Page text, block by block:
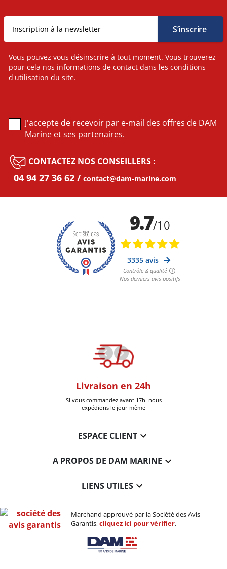
Livraison en 24h
Si vous commandez avant 17h nous
expédions le jour même
Vous pouvez vous désinscrire à tout moment. Vous trouverez
pour cela nos informations de contact dans les conditions
d'utilisation du site.
J'accepte de recevoir par e-mail des offres de DAM
Marine et ses partenaires.
CONTACTEZ NOS CONSEILLERS :
04 94 27 36 62 contact@dam-marine.com
ESPACE CLIENT
A PROPOS DE DAM MARINE 
LIENS UTILES 
Marchand approuvé par la Société des Avis
Garantis,cliquez ici pour vérifier.